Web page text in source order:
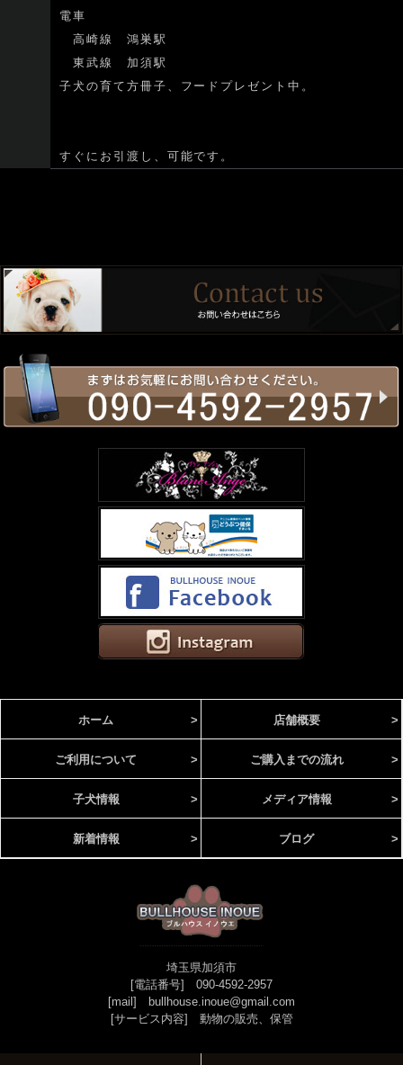
電車
高崎線 鴻巣駅
東武線 加須駅
子犬の育て方冊子、フードプレゼント中。
すぐにお引渡し、可能です。
ホーム > 店舗概要 >
ご利用について > ご購入までの流れ >
子犬情報 > メディア情報 >
新着情報 > ブログ >
埼玉県加須市
[電話番号] 090-4592-2957
[mail] bullhouse.inoue@gmail.com
[サービス内容] 動物の販売、保管